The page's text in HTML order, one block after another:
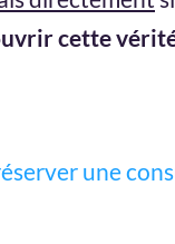
cette
une